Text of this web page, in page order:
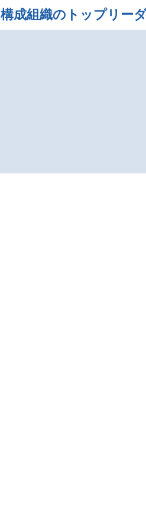
構成組織のトップリー